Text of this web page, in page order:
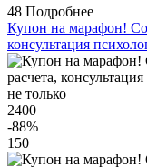
48 Подробнее
Купон на марафон!
консультация
2400
-88%
150